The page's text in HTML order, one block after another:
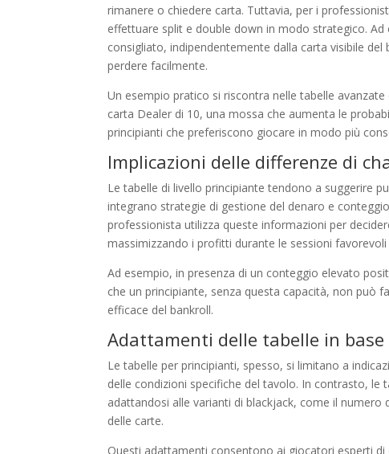
rimanere o chiedere carta. Tuttavia, per i
effettuare split e double down in modo strategico.
consigliato, indipendentemente dalla carta visibile
perdere facilmente.
Un esempio pratico si riscontra nelle tabelle
carta Dealer di 10, una mossa che aumenta le
principianti che preferiscono giocare in modo più
Implicazioni delle differenze di
Le tabelle di livello principiante tendono a suggerire
integrano strategie di gestione del denaro e
professionista utilizza queste informazioni per
massimizzando i profitti durante le sessioni
Ad esempio, in presenza di un conteggio elevato
che un principiante, senza questa capacità, non può
efficace del bankroll.
Adattamenti delle tabelle in
Le tabelle per principianti, spesso, si limitano a
delle condizioni specifiche del tavolo. In contrasto,
adattandosi alle varianti di blackjack, come il
delle carte.
Questi adattamenti consentono ai giocatori esperti